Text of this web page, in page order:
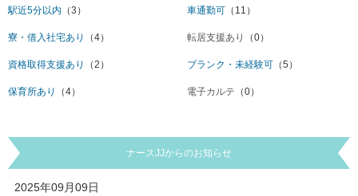
駅近5分以内 （3） 車通勤可 （11）
寮・借入社宅あり （4） 転居支援あり （0）
資格取得支援あり （2） ブランク・未経験可 （5）
保育所あり （4） 電子カルテ （0）
ナースJJからのお知らせ
2025年09月09日